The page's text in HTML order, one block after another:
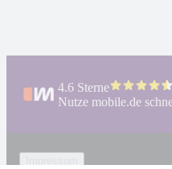
4.6 Sterne
Nutze mobile.de